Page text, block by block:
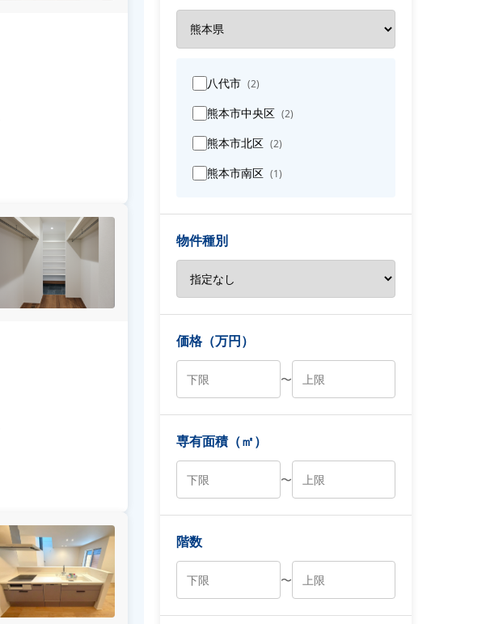
八代市 (2)
熊本市中央区 (2)
熊本市北区 (2)
熊本市南区 (1)
物件種別
価格（万円）
〜
専有面積（㎡）
〜
階数
〜